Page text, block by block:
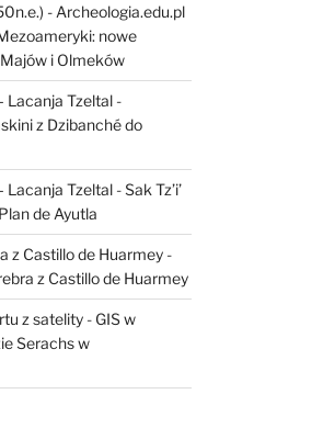
- Archeologia.edu.pl
nowe
i Olmeków
Lacanja Tzeltal-
z Dzibanché do
Lacanja Tzeltal-Sak Tz’i’
de Ayutla
z Castillo de Huarmey-
z Castillo de Huarmey
z satelity- GIS w
Serachs w